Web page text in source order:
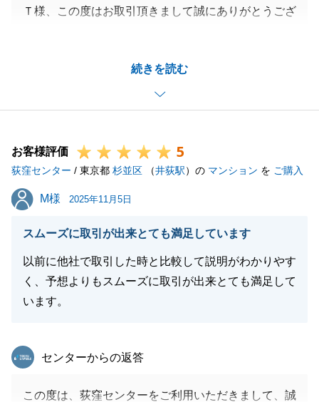
続きを読む
Ｔ様、この度はお取引頂きまして誠にありがとうござ
覧頂く中で、T様にとって素晴らしいお住まいに出会
えたこと、私も大変嬉しく思います。
T様から頂きました、お褒めの言葉も大変嬉しく思い
今後、お困りの事がございましたら、些細な事でも構
いませんので、お気軽にご連絡いただければ幸いでご
ざいます。
今後ともどうぞよろしくお願いいたします。
お客様評価 5
荻窪センター / 東京都 杉並区 （井荻駅）の マンション を ご購入
M様
M様 2025年11月5日
スムーズに取引が出来とても満足しています
以前に他社で取引した時と比較して説明がわかりやす
く、予想よりもスムーズに取引が出来とても満足して
います。
東急リバブル
センターからの返答
この度は、荻窪センターをご利用いただきまして、誠